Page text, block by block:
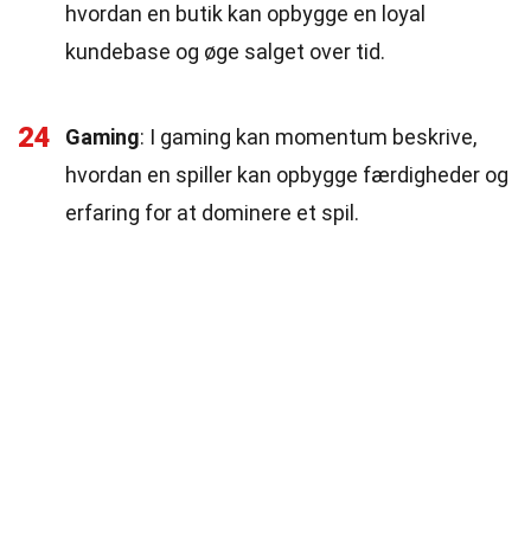
hvordan en butik kan opbygge en loyal
kundebase og øge salget over tid.
24 Gaming: I gaming kan momentum beskrive,
hvordan en spiller kan opbygge færdigheder og
erfaring for at dominere et spil.